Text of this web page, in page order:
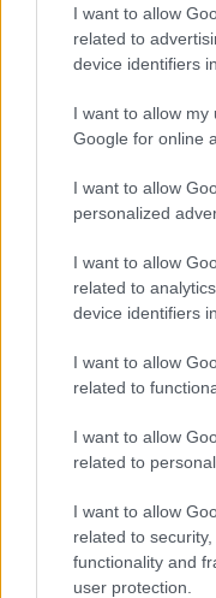
I want to allow
related to
device identifiers
I want to allow
Google for online
I want to allow
personalized
I want to allow
related to
device identifiers
I want to allow
related to
I want to allow
related to
I want to allow
related to
functionality and
user protection.